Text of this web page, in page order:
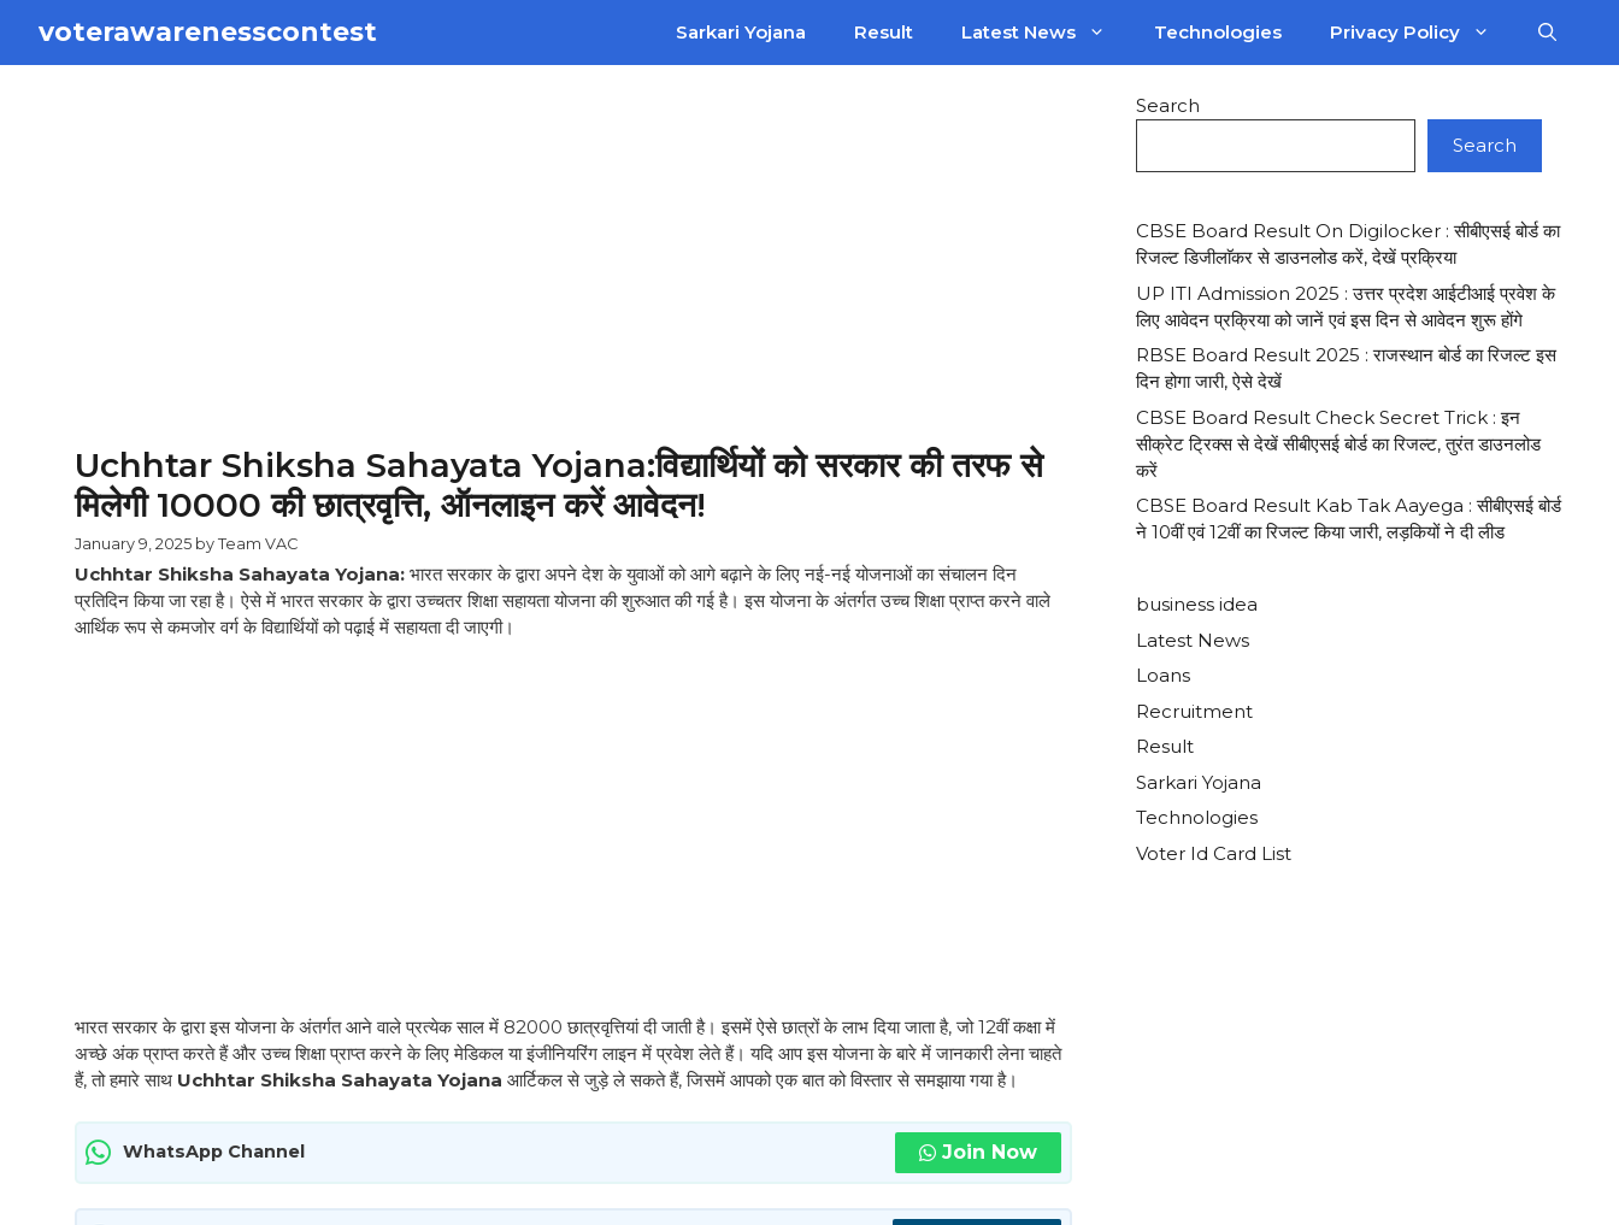
content
voterawarenesscontest Sarkari Yojana Result Latest News Technologies Privacy Policy
Uchhtar Shiksha Sahayata Yojana:विद्यार्थियों को सरकार की तरफ से
मिलेगी 10000 की छात्रवृत्ति, ऑनलाइन करें आवेदन!
January 9, 2025 by Team VAC
Uchhtar Shiksha Sahayata Yojana: भारत सरकार के द्वारा अपने देश के युवाओं को आगे बढ़ाने के लिए नई-नई योजनाओं का संचालन दिन
प्रतिदिन किया जा रहा है। ऐसे में भारत सरकार के द्वारा उच्चतर शिक्षा सहायता योजना की शुरुआत की गई है। इस योजना के अंतर्गत उच्च शिक्षा प्राप्त करने वाले
आर्थिक रूप से कमजोर वर्ग के विद्यार्थियों को पढ़ाई में सहायता दी जाएगी।
भारत सरकार के द्वारा इस योजना के अंतर्गत आने वाले प्रत्येक साल में 82000 छात्रवृत्तियां दी जाती है। इसमें ऐसे छात्रों के लाभ दिया जाता है, जो 12वीं कक्षा में
अच्छे अंक प्राप्त करते हैं और उच्च शिक्षा प्राप्त करने के लिए मेडिकल या इंजीनियरिंग लाइन में प्रवेश लेते हैं। यदि आप इस योजना के बारे में जानकारी लेना चाहते
हैं, तो हमारे साथ Uchhtar Shiksha Sahayata Yojana आर्टिकल से जुड़े ले सकते हैं, जिसमें आपको एक बात को विस्तार से समझाया गया है।
WhatsApp Channel Join Now
Search
Search
CBSE Board Result On Digilocker : सीबीएसई बोर्ड का
रिजल्ट डिजीलाॅकर से डाउनलोड करें, देखें प्रक्रिया
UP ITI Admission 2025 : उत्तर प्रदेश आईटीआई प्रवेश के
लिए आवेदन प्रक्रिया को जानें एवं इस दिन से आवेदन शुरू होंगे
RBSE Board Result 2025 : राजस्थान बोर्ड का रिजल्ट इस
दिन होगा जारी, ऐसे देखें
CBSE Board Result Check Secret Trick : इन
सीक्रेट ट्रिक्स से देखें सीबीएसई बोर्ड का रिजल्ट, तुरंत डाउनलोड
करें
CBSE Board Result Kab Tak Aayega : सीबीएसई बोर्ड
ने 10वीं एवं 12वीं का रिजल्ट किया जारी, लड़कियों ने दी लीड
business idea
Latest News
Loans
Recruitment
Result
Sarkari Yojana
Technologies
Voter Id Card List